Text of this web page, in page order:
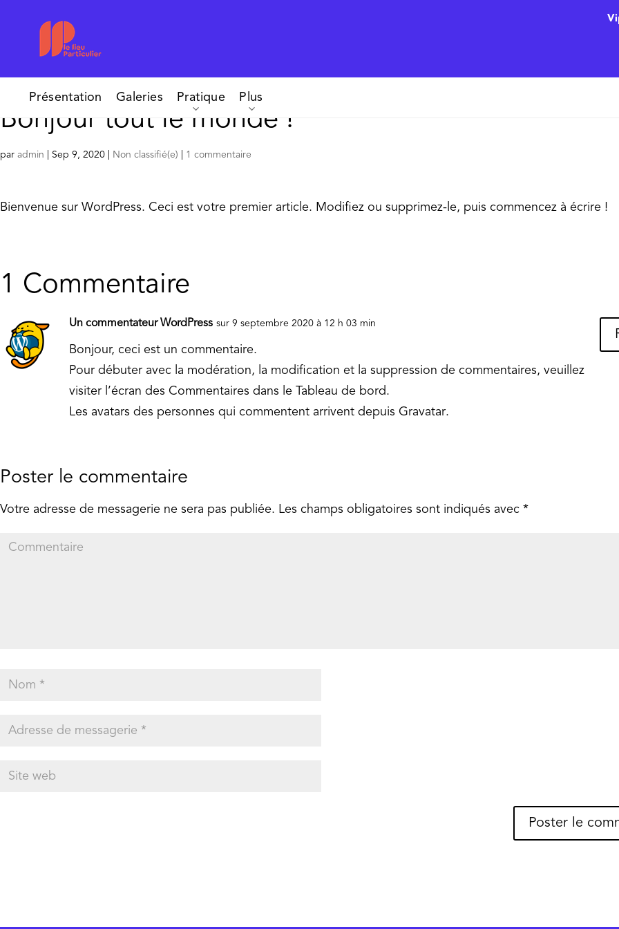
Présentation Galeries Pratique Plus
Bonjour tout le monde !
par admin Sep 9, 2020 Non classifié(e) 1 commentaire
Bienvenue sur WordPress. Ceci est votre premier article. Modifiez ou supprimez-le, puis commencez à écrire !
1 Commentaire
Un commentateur WordPress sur 9 septembre 2020 à 12 h 03 min
Bonjour, ceci est un commentaire.
Pour débuter avec la modération, la modification et la suppression de commentaires, veuillez
visiter l’écran des Commentaires dans le Tableau de bord.
Les avatars des personnes qui commentent arrivent depuis Gravatar.
Poster le commentaire
Votre adresse de messagerie ne sera pas publiée. Les champs obligatoires sont indiqués avec *